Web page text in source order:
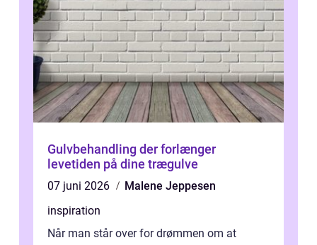
Gulvbehandling der forlænger
levetiden på dine trægulve
07 juni 2026
Malene Jeppesen
inspiration
Når man står over for drømmen om at